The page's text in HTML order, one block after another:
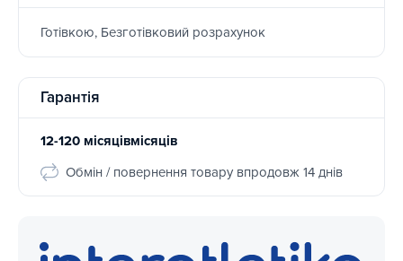
Готівкою, Безготівковий розрахунок
Гарантія
12-120 місяцівмісяців
Обмін / повернення товару впродовж 14 днів